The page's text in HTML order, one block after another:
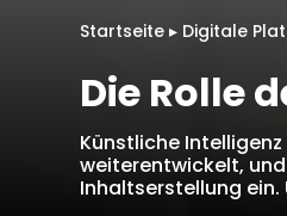
Startseite ▸ Digitale
Die Rolle
Künstliche
weiterentwickelt,
Inhaltserstellung